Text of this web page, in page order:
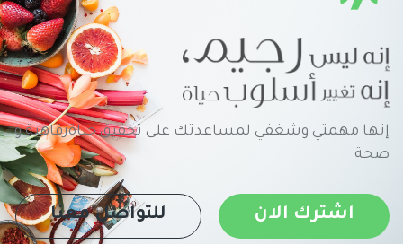
إنها مهمتي وشغفي لمساعدتك على تحقيق حياةرفاهية و
صحة
اشترك الان للتواصل معنا